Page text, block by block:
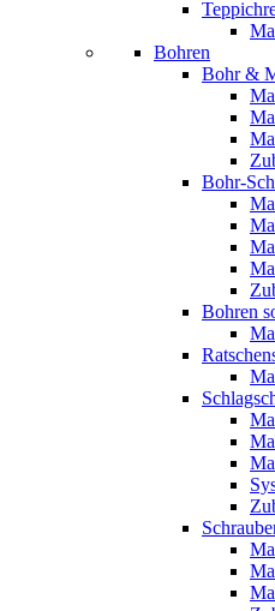
Bohren
Bohr &
Bohr-
Bohren